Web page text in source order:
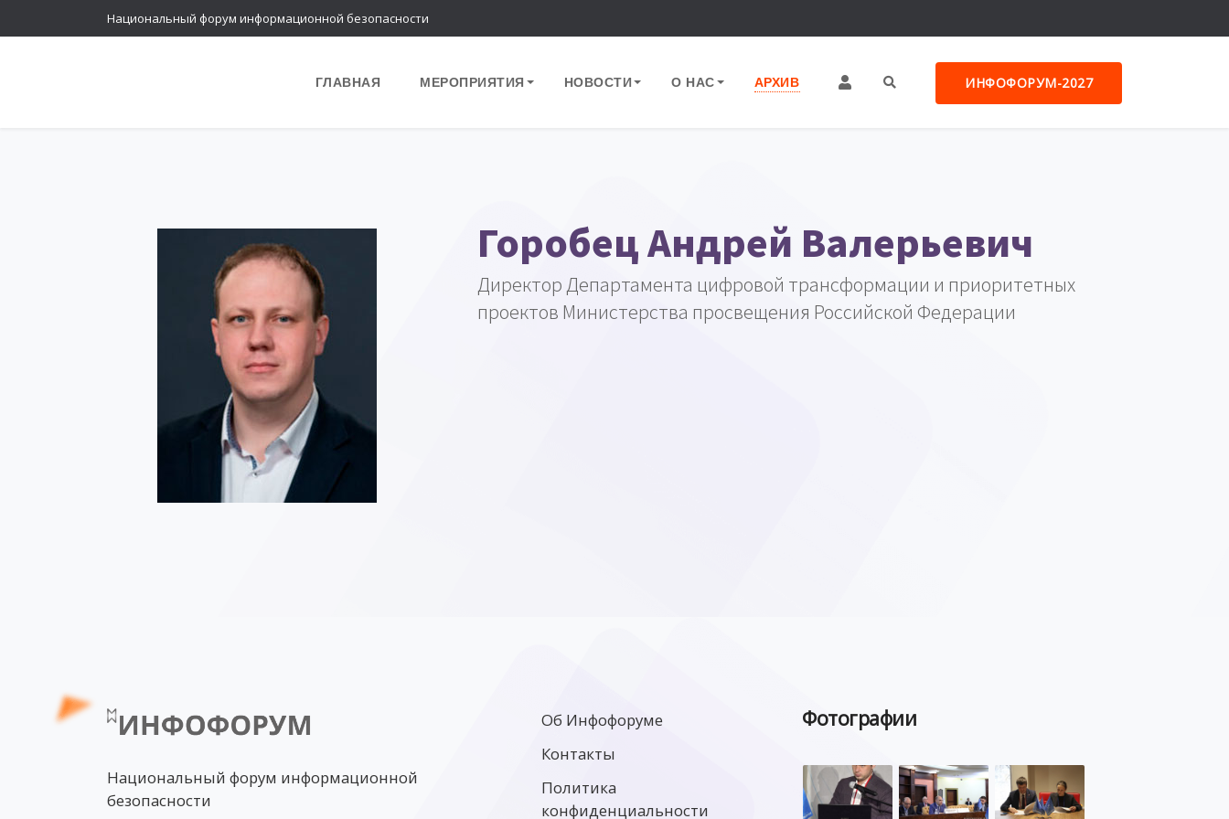
Национальный форум информационной безопасности
ГЛАВНАЯ МЕРОПРИЯТИЯ НОВОСТИ О НАС АРХИВ ИНФОФОРУМ-2027
Горобец Андрей Валерьевич
Директор Департамента цифровой трансформации и приоритетных
проектов Министерства просвещения Российской Федерации
Национальный форум информационной
безопасности
Об Инфофоруме
Контакты
Политика
конфиденциальности
Фотографии